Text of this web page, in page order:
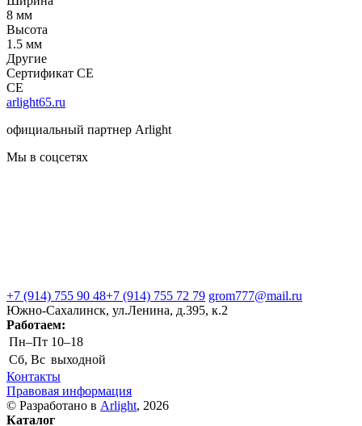
8 мм
Высота
1.5 мм
Другие
Сертификат CE
CE
arlight65.ru
официальный партнер Arlight
Мы в соцсетях
+7 (914) 755 90 48+7 (914) 755 72 79 grom777@mail.ru
Южно-Сахалинск, ул.Ленина, д.395, к.2
Работаем:
Пн–Пт 10–18
Сб, Вс выходной
Контакты
Правовая информация
© Разработано в Arlight, 2026
Каталог